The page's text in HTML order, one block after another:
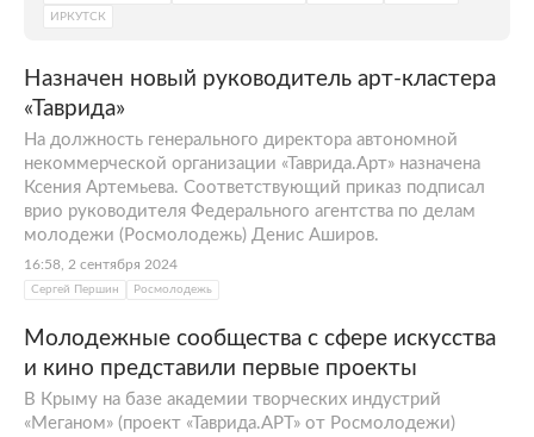
ИРКУТСК
Назначен новый руководитель арт-кластера
«Таврида»
На должность генерального директора автономной
некоммерческой организации «Таврида.Арт» назначена
Ксения Артемьева. Соответствующий приказ подписал
врио руководителя Федерального агентства по делам
молодежи (Росмолодежь) Денис Аширов.
16:58, 2 сентября 2024
Сергей Першин Росмолодежь
Молодежные сообщества с сфере искусства
и кино представили первые проекты
В Крыму на базе академии творческих индустрий
«Меганом» (проект «Таврида.АРТ» от Росмолодежи)